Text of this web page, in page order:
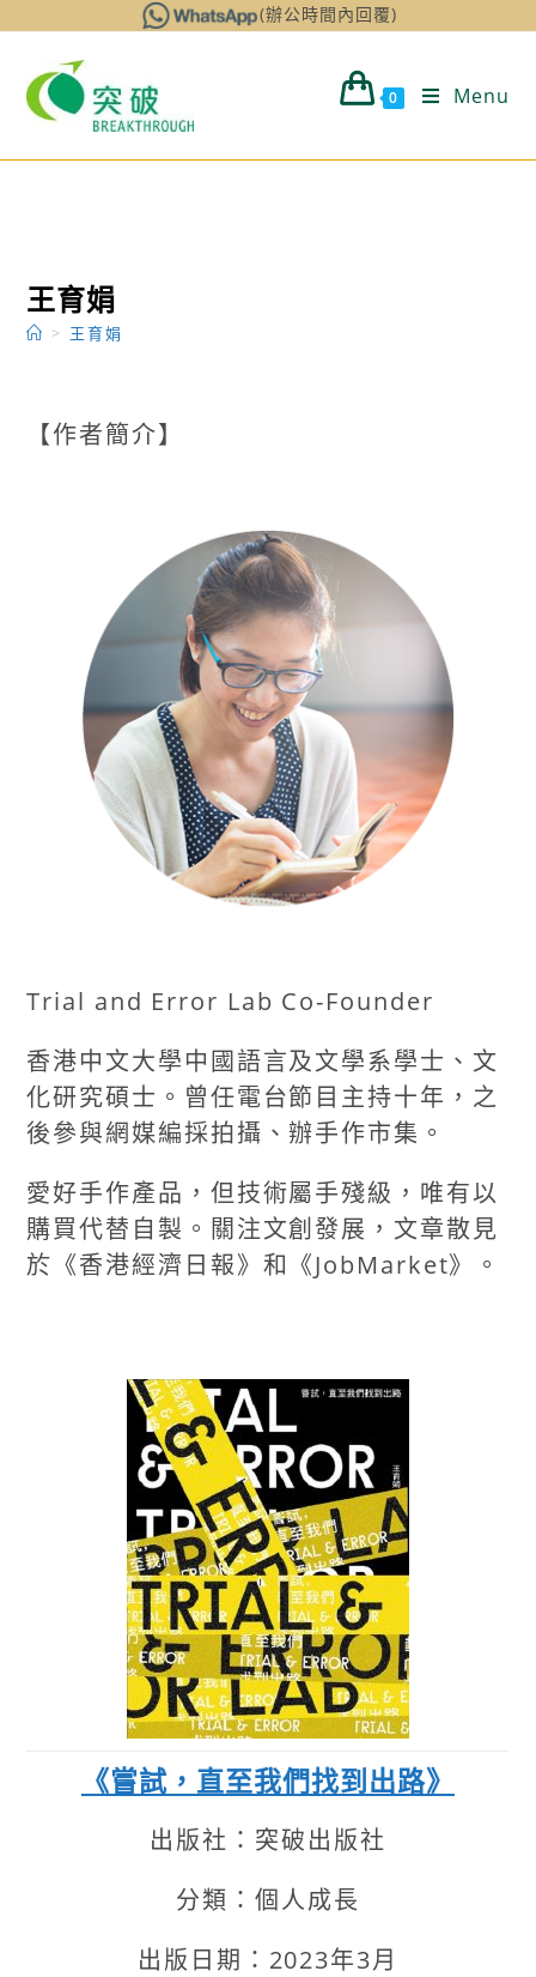
to
content
(辦公時間內回覆)
0 Menu
王育娟
> 王育娟
【作者簡介】
Trial and Error Lab Co-Founder
香港中文大學中國語言及文學系學士、文
化研究碩士。曾任電台節目主持十年，之
後參與網媒編採拍攝、辦手作市集。
愛好手作產品，但技術屬手殘級，唯有以
購買代替自製。關注文創發展，文章散見
於《香港經濟日報》和《JobMarket》。
《嘗試，直至我們找到出路》
出版社：突破出版社
分類：個人成長
出版日期：2023年3月